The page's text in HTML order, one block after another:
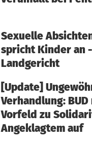
Sexuelle
spricht Kinder an
Landgericht
[Update]
Verhandlung:
Vorfeld zu
Angeklagtem auf